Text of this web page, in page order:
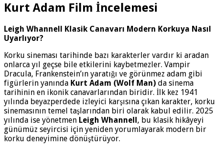
Kurt Adam Film İncelemesi
Leigh Whannell Klasik Canavarı Modern Korkuya Nasıl
Uyarlıyor?
Korku sineması tarihinde bazı karakterler vardır ki aradan
onlarca yıl geçse bile etkilerini kaybetmezler. Vampir
Dracula, Frankenstein’ın yaratığı ve görünmez adam gibi
figürlerin yanında Kurt Adam (Wolf Man) da sinema
tarihinin en ikonik canavarlarından biridir. İlk kez 1941
yılında beyazperdede izleyici karşısına çıkan karakter, korku
sinemasının temel taşlarından biri olarak kabul edilir. 2025
yılında ise yönetmen Leigh Whannell, bu klasik hikâyeyi
günümüz seyircisi için yeniden yorumlayarak modern bir
korku deneyimine dönüştürüyor.